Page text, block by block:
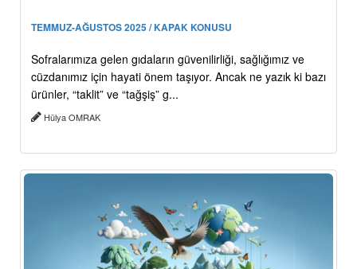
TEMMUZ-AĞUSTOS 2025 / KAPAK KONUSU
Sofralarımıza gelen gıdaların güvenilirliği, sağlığımız ve
cüzdanımız için hayati önem taşıyor. Ancak ne yazık ki bazı
ürünler, “taklit” ve “tağşiş” g...
Hülya OMRAK